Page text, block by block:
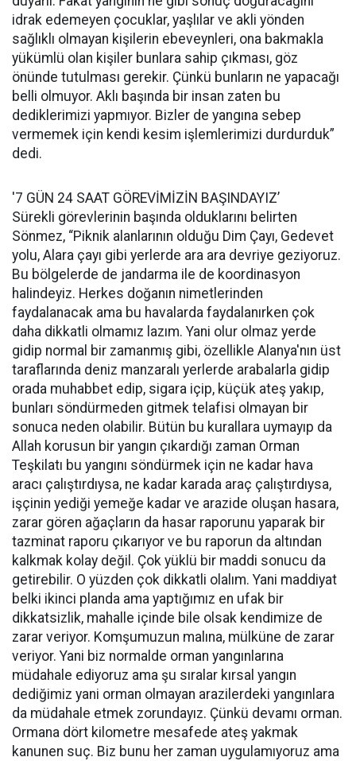
idrak edemeyen çocuklar, yaşlılar ve akli yönden
sağlıklı olmayan kişilerin ebeveynleri, ona bakmakla
yükümlü olan kişiler bunlara sahip çıkması, göz
önünde tutulması gerekir. Çünkü bunların ne yapacağı
belli olmuyor. Aklı başında bir insan zaten bu
dediklerimizi yapmıyor. Bizler de yangına sebep
vermemek için kendi kesim işlemlerimizi durdurduk”
dedi.
'7 GÜN 24 SAAT GÖREVİMİZİN BAŞINDAYIZ’
Sürekli görevlerinin başında olduklarını belirten
Sönmez, “Piknik alanlarının olduğu Dim Çayı, Gedevet
yolu, Alara çayı gibi yerlerde ara ara devriye geziyoruz.
Bu bölgelerde de jandarma ile de koordinasyon
halindeyiz. Herkes doğanın nimetlerinden
faydalanacak ama bu havalarda faydalanırken çok
daha dikkatli olmamız lazım. Yani olur olmaz yerde
gidip normal bir zamanmış gibi, özellikle Alanya'nın üst
taraflarında deniz manzaralı yerlerde arabalarla gidip
orada muhabbet edip, sigara içip, küçük ateş yakıp,
bunları söndürmeden gitmek telafisi olmayan bir
sonuca neden olabilir. Bütün bu kurallara uymayıp da
Allah korusun bir yangın çıkardığı zaman Orman
Teşkilatı bu yangını söndürmek için ne kadar hava
aracı çalıştırdıysa, ne kadar karada araç çalıştırdıysa,
işçinin yediği yemeğe kadar ve arazide oluşan hasara,
zarar gören ağaçların da hasar raporunu yaparak bir
tazminat raporu çıkarıyor ve bu raporun da altından
kalkmak kolay değil. Çok yüklü bir maddi sonucu da
getirebilir. O yüzden çok dikkatli olalım. Yani maddiyat
belki ikinci planda ama yaptığımız en ufak bir
dikkatsizlik, mahalle içinde bile olsak kendimize de
zarar veriyor. Komşumuzun malına, mülküne de zarar
veriyor. Yani biz normalde orman yangınlarına
müdahale ediyoruz ama şu sıralar kırsal yangın
dediğimiz yani orman olmayan arazilerdeki yangınlara
da müdahale etmek zorundayız. Çünkü devamı orman.
Ormana dört kilometre mesafede ateş yakmak
kanunen suç. Biz bunu her zaman uygulamıyoruz ama